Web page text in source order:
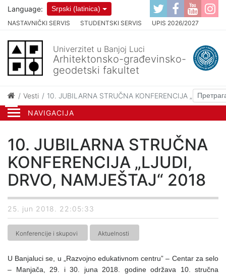
NAVIGACIJA
NASTAVNIČKI SERVIS STUDENTSKI SERVIS UPIS 2026/2027
Language: Srpski (latinica)
Univerzitet u Banjoj Luci
Arhitektonsko-građevinsko-
geodetski fakultet
Vesti 10. JUBILARNA STRUČNA KONFERENCIJA „LJUDI,
10. JUBILARNA STRUČNA
KONFERENCIJA „LJUDI,
DRVO, NAMJEŠTAJ“ 2018
25. jun 2018. 22:05:33
Konferencije i skupovi Aktuelnosti
U Banjaluci se, u „Razvojno edukativnom centru” – Centar za selo
– Manjača, 29. i 30. juna 2018. godine održava 10. stručna